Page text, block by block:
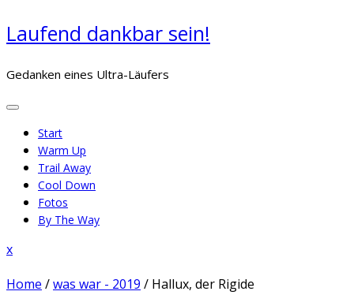
Skip
to
Laufend dankbar sein!
Gedanken eines Ultra-Läufers
Start
Warm Up
Trail Away
Cool Down
Fotos
By The Way
xClose
Home /was war - 2019 / Hallux, der Rigide